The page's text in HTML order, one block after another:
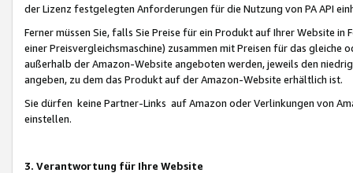
der Lizenz festgelegten Anforderungen für die Nutzung von PA API
Ferner müssen Sie, falls Sie Preise für ein Produkt auf Ihrer Website
einer Preisvergleichsmaschine) zusammen mit Preisen für das
außerhalb der Amazon-Website angeboten werden, jeweils den
angeben, zu dem das Produkt auf der Amazon-Website erhältlich ist.
Sie dürfen keine Partner-Links auf Amazon oder Verlinkungen von
einstellen.
3. Verantwortung für Ihre Website